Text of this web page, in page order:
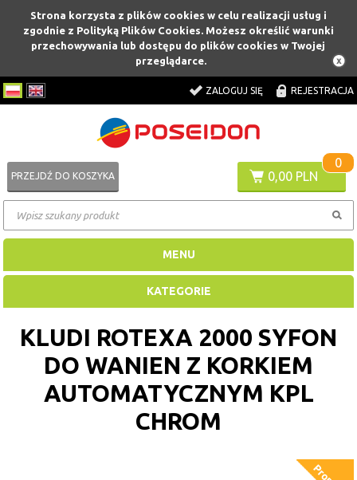
Strona korzysta z plików cookies w celu realizacji usług i
zgodnie z Polityką Plików Cookies. Możesz określić warunki
przechowywania lub dostępu do plików cookies w Twojej
przeglądarce.
ZALOGUJ SIĘ REJESTRACJA
0,00 PLN
0
PRZEJDŹ DO KOSZYKA
MENU
KATEGORIE
KLUDI ROTEXA 2000 SYFON
DO WANIEN Z KORKIEM
AUTOMATYCZNYM KPL
CHROM